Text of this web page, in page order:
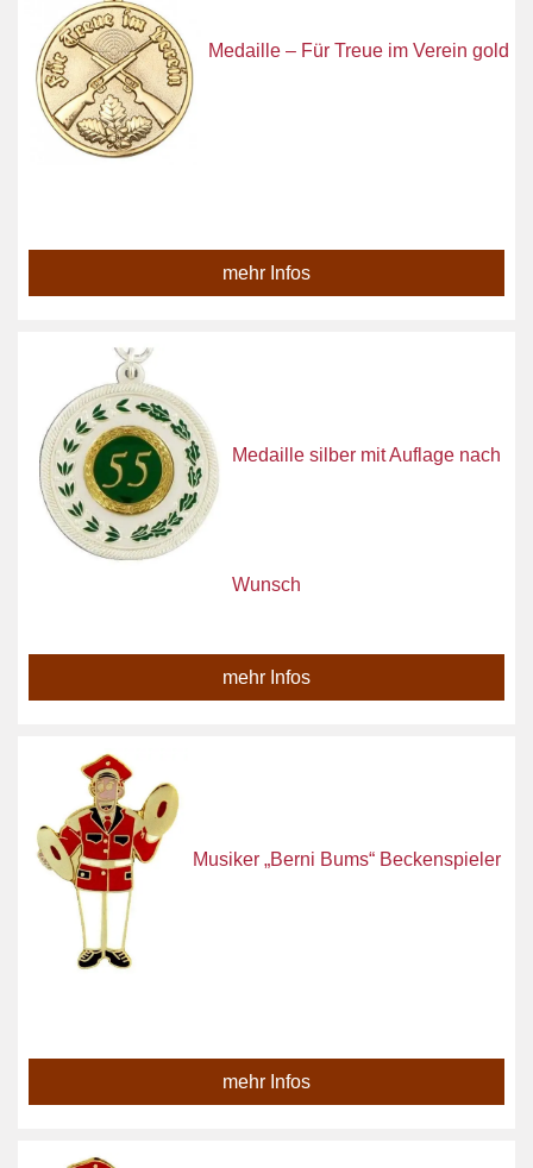
Medaille – Für Treue im Verein gold
mehr Infos
Medaille silber mit Auflage nach
Wunsch
mehr Infos
Musiker „Berni Bums“ Beckenspieler
mehr Infos